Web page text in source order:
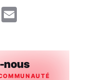
WhatsApp